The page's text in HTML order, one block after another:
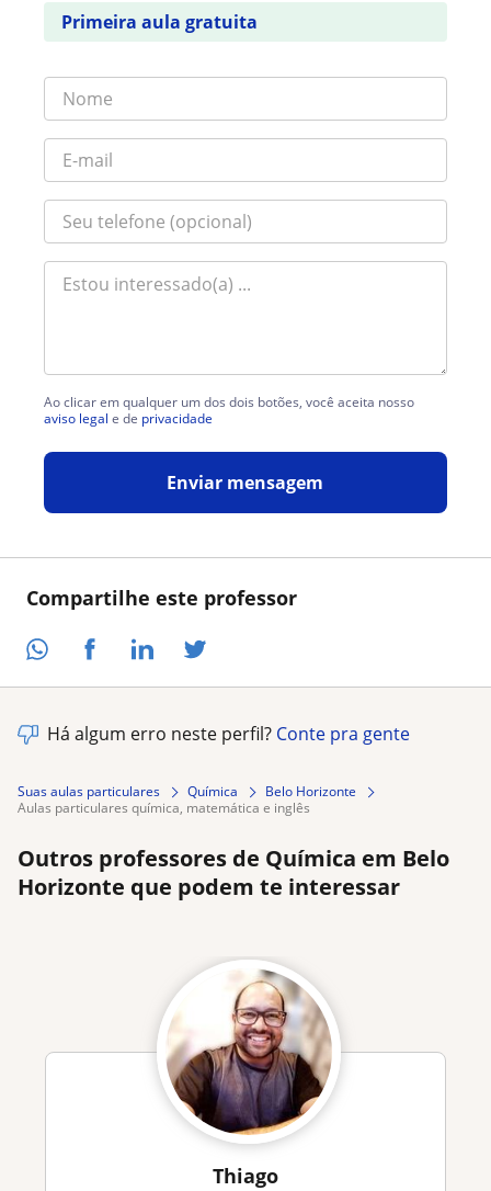
Compartilhe este professor
Primeira aula gratuita
Ao clicar em qualquer um dos dois botões, você aceita nosso
aviso legal e de privacidade
Enviar mensagem
Há algum erro neste perfil? Conte pra gente
Suas aulas particulares Química
Belo Horizonte
aulas particulares química, matemática e inglês
Outros professores de Química em Belo
Horizonte que podem te interessar
Thiago